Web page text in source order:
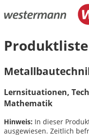
Produktliste
Lernsituationen,
Mathematik
Hinweis: In dieser
ausgewiesen. Zeitlich